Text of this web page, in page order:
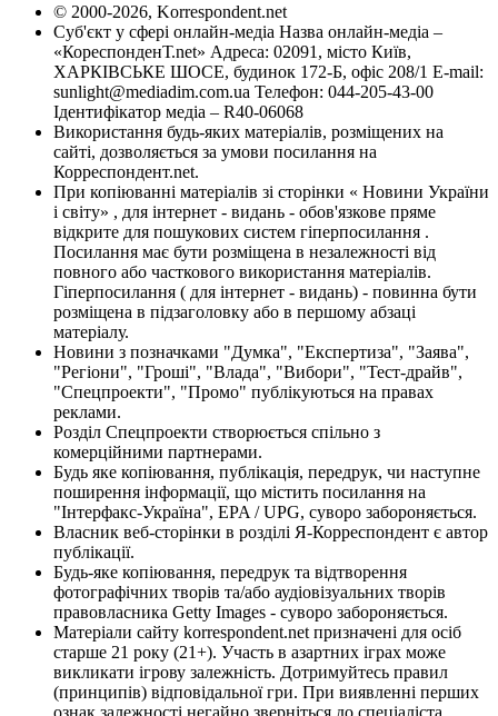
© 2000-2026, Korrespondent.net
Суб'єкт у сфері онлайн-медіа Назва онлайн-медіа –
«КореспонденТ.net» Адреса: 02091, місто Київ,
ХАРКІВСЬКЕ ШОСЕ, будинок 172-Б, офіс 208/1 E-mail:
sunlight@mediadim.com.ua Телефон: 044-205-43-00
Ідентифікатор медіа – R40-06068
Використання будь-яких матеріалів, розміщених на
сайті, дозволяється за умови посилання на
Корреспондент.net.
При копіюванні матеріалів зі сторінки « Новини України
і світу» , для інтернет - видань - обов'язкове пряме
відкрите для пошукових систем гіперпосилання .
Посилання має бути розміщена в незалежності від
повного або часткового використання матеріалів.
Гіперпосилання ( для інтернет - видань) - повинна бути
розміщена в підзаголовку або в першому абзаці
матеріалу.
Новини з позначками "Думка", "Експертиза", "Заява",
"Регіони", "Гроші", "Влада", "Вибори", "Тест-драйв",
"Спецпроекти", "Промо" публікуються на правах
реклами.
Розділ Спецпроекти створюється спільно з
комерційними партнерами.
Будь яке копіювання, публікація, передрук, чи наступне
поширення інформації, що містить посилання на
"Інтерфакс-Україна", EPA / UPG, суворо забороняється.
Власник веб-сторінки в розділі Я-Корреспондент є автор
публікації.
Будь-яке копіювання, передрук та відтворення
фотографічних творів та/або аудіовізуальних творів
правовласника Getty Images - суворо забороняється.
Матеріали сайту korrespondent.net призначені для осіб
старше 21 року (21+). Участь в азартних іграх може
викликати ігрову залежність. Дотримуйтесь правил
(принципів) відповідальної гри. При виявленні перших
ознак залежності негайно зверніться до спеціаліста.